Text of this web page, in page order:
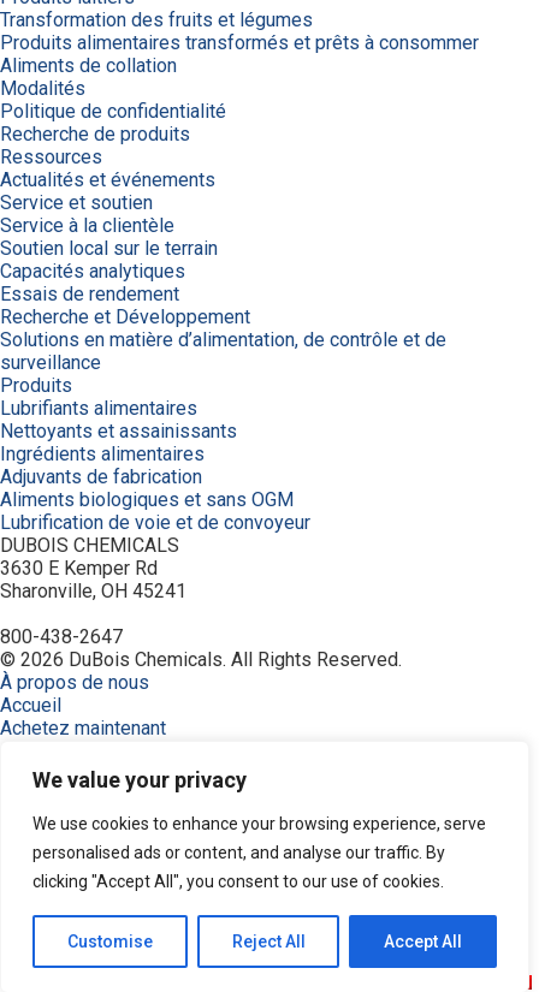
We value your privacy
We use cookies to enhance your browsing experience, serve
personalised ads or content, and analyse our traffic. By
clicking "Accept All", you consent to our use of cookies.
Customise Reject All Accept All
Transformation des fruits et légumes
Produits alimentaires transformés et prêts à consommer
Aliments de collation
Modalités
Politique de confidentialité
Recherche de produits
Ressources
Actualités et événements
Service et soutien
Service à la clientèle
Soutien local sur le terrain
Capacités analytiques
Essais de rendement
Recherche et Développement
Solutions en matière d’alimentation, de contrôle et de
surveillance
Produits
Lubrifiants alimentaires
Nettoyants et assainissants
Ingrédients alimentaires
Adjuvants de fabrication
Aliments biologiques et sans OGM
Lubrification de voie et de convoyeur
DUBOIS CHEMICALS
3630 E Kemper Rd
Sharonville, OH 45241
800-438-2647
© 2026 DuBois Chemicals. All Rights Reserved.
À propos de nous
Accueil
Achetez maintenant
Contactez-nous
Industries
Politique de confidentialité
Recherche de produits
Ressources
Service et soutien